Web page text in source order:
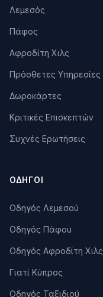
Λεμεσός
Πάφος
Αφροδίτη Χιλς
Πρόσθετες Υπηρεσίες
Δωροκάρτες
Κριτικές Επισκεπτών
Συχνές Ερωτήσεις
ΟΔΗΓΟΊ
Οδηγός Λεμεσού
Οδηγός Πάφου
Οδηγός Αφροδίτη Χιλς
Γιατί Κύπρος
Οδηγός Ταξιδιού